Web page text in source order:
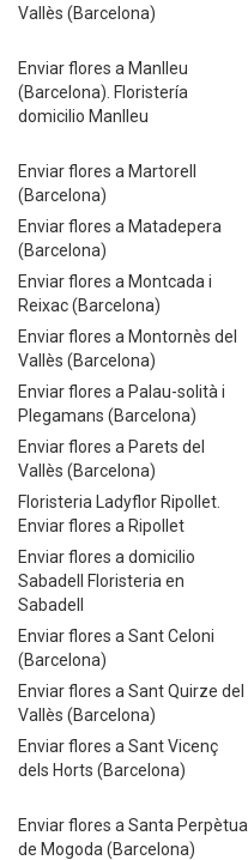
Vallès (Barcelona)
Enviar flores a Manlleu
(Barcelona). Floristería
domicilio Manlleu
Enviar flores a Martorell
(Barcelona)
Enviar flores a Matadepera
(Barcelona)
Enviar flores a Montcada i
Reixac (Barcelona)
Enviar flores a Montornès del
Vallès (Barcelona)
Enviar flores a Palau-solità i
Plegamans (Barcelona)
Enviar flores a Parets del
Vallès (Barcelona)
Floristeria Ladyflor Ripollet.
Enviar flores a Ripollet
Enviar flores a domicilio
Sabadell Floristeria en
Sabadell
Enviar flores a Sant Celoni
(Barcelona)
Enviar flores a Sant Quirze del
Vallès (Barcelona)
Enviar flores a Sant Vicenç
dels Horts (Barcelona)
Enviar flores a Santa Perpètua
de Mogoda (Barcelona)